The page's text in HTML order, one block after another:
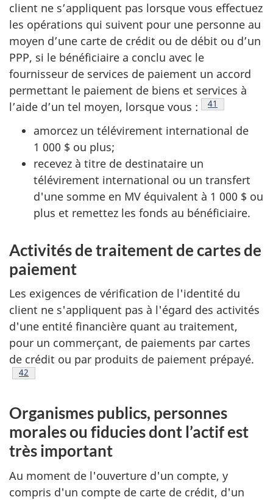
client ne s’appliquent pas lorsque vous effectuez
les opérations qui suivent pour une personne au
moyen d’une carte de crédit ou de débit ou d’un
PPP, si le bénéficiaire a conclu avec le
fournisseur de services de paiement un accord
permettant le paiement de biens et services à
l’aide d’un tel moyen, lorsque vous :
Note de bas de
41
amorcez un télévirement international de
1 000 $ ou plus;
recevez à titre de destinataire un
télévirement international ou un transfert
d'une somme en MV équivalent à 1 000 $ ou
plus et remettez les fonds au bénéficiaire.
Activités de traitement de cartes de
paiement
Les exigences de vérification de l'identité du
client ne s'appliquent pas à l'égard des activités
d'une entité financière quant au traitement,
pour un commerçant, de paiements par cartes
de crédit ou par produits de paiement prépayé.
Note de bas de page
42
Organismes publics, personnes
morales ou fiducies dont l’actif est
très important
Au moment de l'ouverture d'un compte, y
compris d'un compte de carte de crédit, d'un